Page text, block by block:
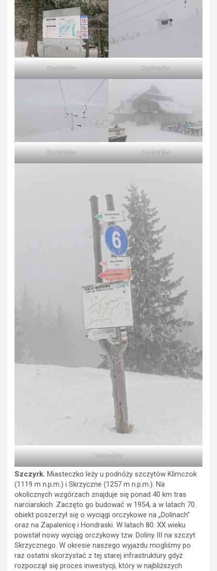
Korbielów Korbielów
Korbielów Korbielów
Korbielów
Szczyrk. Miasteczko leży u podnóży szczytów Klimczok
(1119 m n.p.m.) i Skrzyczne (1257 m n.p.m.). Na
okolicznych wzgórzach znajduje się ponad 40 km tras
narciarskich. Zaczęto go budować w 1954, a w latach 70.
obiekt poszerzył się o wyciągi orczykowe na „Dolinach”
oraz na Zapalenicę i Hondraski. W latach 80. XX wieku
powstał nowy wyciąg orczykowy tzw. Doliny III na szczyt
Skrzycznego. W okresie naszego wyjazdu mogliśmy po
raz ostatni skorzystać z tej starej infrastruktury gdyż
rozpoczął się proces inwestycji, który w najbliższych